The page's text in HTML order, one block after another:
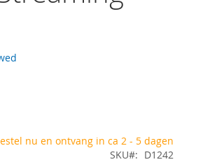
nu en ontvang in ca 2 - 5 dagen
SKU
D1242